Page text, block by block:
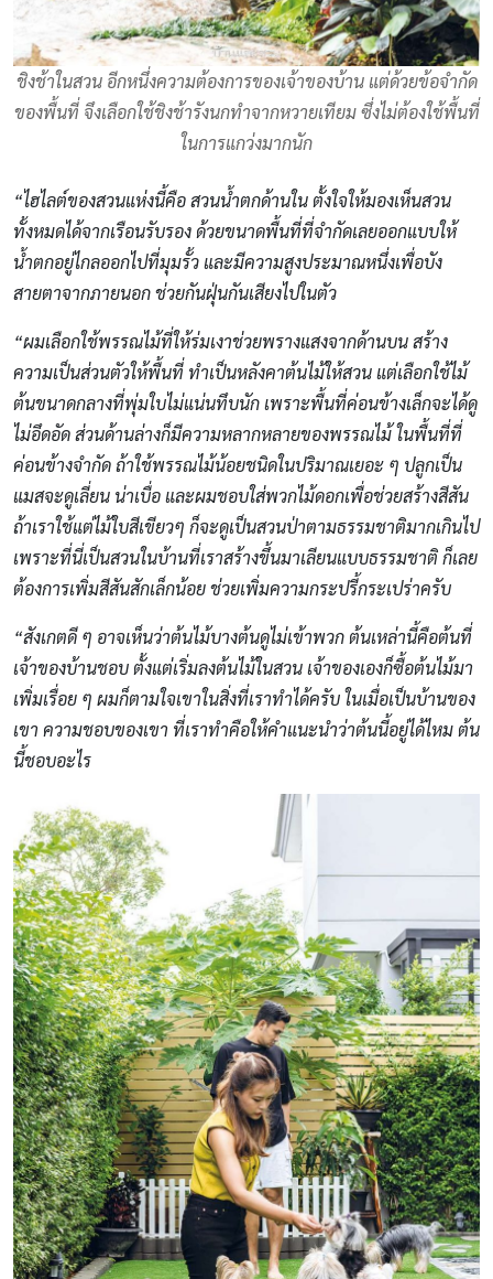
ชิงช้าในสวน อีกหนึ่งความต้องการของเจ้าของบ้าน แต่ด้วยข้อจำกัด
ของพื้นที่ จึงเลือกใช้ชิงช้ารังนกทำจากหวายเทียม ซึ่งไม่ต้องใช้พื้นที่
ในการแกว่งมากนัก
“ไฮไลต์ของสวนแห่งนี้คือ สวนน้ำตกด้านใน ตั้งใจให้มองเห็นสวน
ทั้งหมดได้จากเรือนรับรอง ด้วยขนาดพื้นที่ที่จำกัดเลยออกแบบให้
น้ำตกอยู่ไกลออกไปที่มุมรั้ว และมีความสูงประมาณหนึ่งเพื่อบัง
สายตาจากภายนอก ช่วยกันฝุ่นกันเสียงไปในตัว
“ผมเลือกใช้พรรณไม้ที่ให้ร่มเงาช่วยพรางแสงจากด้านบน สร้าง
ความเป็นส่วนตัวให้พื้นที่ ทำเป็นหลังคาต้นไม้ให้สวน แต่เลือกใช้ไม้
ต้นขนาดกลางที่พุ่มใบไม่แน่นทึบนัก เพราะพื้นที่ค่อนข้างเล็กจะได้ดู
ไม่อึดอัด ส่วนด้านล่างก็มีความหลากหลายของพรรณไม้ ในพื้นที่ที่
ค่อนข้างจำกัด ถ้าใช้พรรณไม้น้อยชนิดในปริมาณเยอะ ๆ ปลูกเป็น
แมสจะดูเลี่ยน น่าเบื่อ และผมชอบใส่พวกไม้ดอกเพื่อช่วยสร้างสีสัน
ถ้าเราใช้แต่ไม้ใบสีเขียวๆ ก็จะดูเป็นสวนป่าตามธรรมชาติมากเกินไป
เพราะที่นี่เป็นสวนในบ้านที่เราสร้างขึ้นมาเลียนแบบธรรมชาติ ก็เลย
ต้องการเพิ่มสีสันสักเล็กน้อย ช่วยเพิ่มความกระปรี้กระเปร่าครับ
“สังเกตดี ๆ อาจเห็นว่าต้นไม้บางต้นดูไม่เข้าพวก ต้นเหล่านี้คือต้นที่
เจ้าของบ้านชอบ ตั้งแต่เริ่มลงต้นไม้ในสวน เจ้าของเองก็ซื้อต้นไม้มา
เพิ่มเรื่อย ๆ ผมก็ตามใจเขาในสิ่งที่เราทำได้ครับ ในเมื่อเป็นบ้านของ
เขา ความชอบของเขา ที่เราทำคือให้คำแนะนำว่าต้นนี้อยู่ได้ไหม ต้น
นี้ชอบอะไร